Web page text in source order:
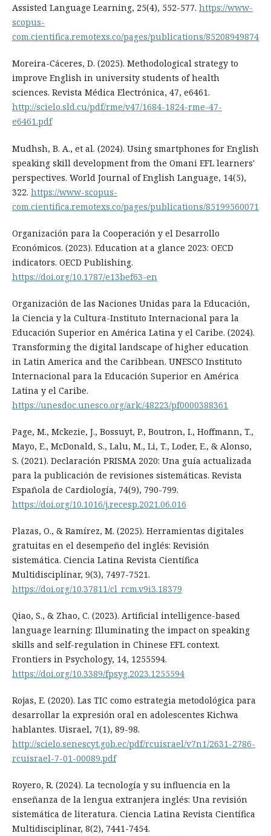
Assisted Language Learning, 25(4), 552-577. https://www-
scopus-
com.cientifica.remotexs.co/pages/publications/85208949874
Moreira-Cáceres, D. (2025). Methodological strategy to
improve English in university students of health
sciences. Revista Médica Electrónica, 47, e6461.
http://scielo.sld.cu/pdf/rme/v47/1684-1824-rme-47-
e6461.pdf
Mudhsh, B. A., et al. (2024). Using smartphones for English
speaking skill development from the Omani EFL learners'
perspectives. World Journal of English Language, 14(5),
322. https://www-scopus-
com.cientifica.remotexs.co/pages/publications/85199560071
Organización para la Cooperación y el Desarrollo
Económicos. (2023). Education at a glance 2023: OECD
indicators. OECD Publishing.
https://doi.org/10.1787/e13bef63-en
Organización de las Naciones Unidas para la Educación,
la Ciencia y la Cultura-Instituto Internacional para la
Educación Superior en América Latina y el Caribe. (2024).
Transforming the digital landscape of higher education
in Latin America and the Caribbean. UNESCO Instituto
Internacional para la Educación Superior en América
Latina y el Caribe.
https://unesdoc.unesco.org/ark:/48223/pf0000388361
Page, M., Mckezie, J., Bossuyt, P., Boutron, I., Hoffmann, T.,
Mayo, E., McDonald, S., Lalu, M., Li, T., Loder, E., & Alonso,
S. (2021). Declaración PRISMA 2020: Una guía actualizada
para la publicación de revisiones sistemáticas. Revista
Española de Cardiología, 74(9), 790-799.
https://doi.org/10.1016/j.recesp.2021.06.016
Plazas, O., & Ramírez, M. (2025). Herramientas digitales
gratuitas en el desempeño del inglés: Revisión
sistemática. Ciencia Latina Revista Científica
Multidisciplinar, 9(3), 7497-7521.
https://doi.org/10.37811/cl_rcm.v9i3.18379
Qiao, S., & Zhao, C. (2023). Artificial intelligence-based
language learning: Illuminating the impact on speaking
skills and self-regulation in Chinese EFL context.
Frontiers in Psychology, 14, 1255594.
https://doi.org/10.3389/fpsyg.2023.1255594
Rojas, E. (2020). Las TIC como estrategia metodológica para
desarrollar la expresión oral en adolescentes Kichwa
hablantes. Uisrael, 7(1), 89-98.
http://scielo.senescyt.gob.ec/pdf/rcuisrael/v7n1/2631-2786-
rcuisrael-7-01-00089.pdf
Royero, R. (2024). La tecnología y su influencia en la
enseñanza de la lengua extranjera inglés: Una revisión
sistemática de literatura. Ciencia Latina Revista Científica
Multidisciplinar, 8(2), 7441-7454.